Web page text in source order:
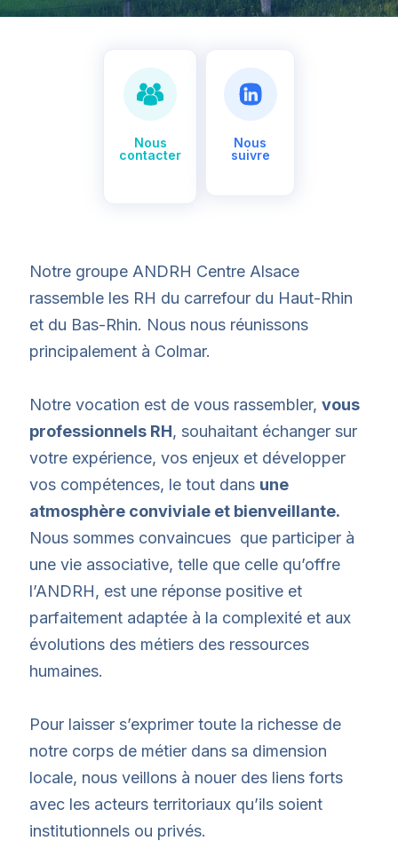
Carrière RH
Connexion Adhérer
Politique de confidentalité •
Notre groupe ANDRH Centre Alsace
rassemble les RH du carrefour du Haut-Rhin
et du Bas-Rhin. Nous nous réunissons
principalement à Colmar.
Notre vocation est de vous rassembler, vous
professionnels RH, souhaitant échanger sur
votre expérience, vos enjeux et développer
vos compétences, le tout dans une
atmosphère conviviale et bienveillante.
Nous sommes convaincues que participer à
une vie associative, telle que celle qu’offre
l’ANDRH, est une réponse positive et
parfaitement adaptée à la complexité et aux
évolutions des métiers des ressources
humaines.
Pour laisser s’exprimer toute la richesse de
notre corps de métier dans sa dimension
locale, nous veillons à nouer des liens forts
avec les acteurs territoriaux qu’ils soient
institutionnels ou privés.
Nous
contacter
Nous
suivre
Fin d'adhésion au 31/12/2026
J'adhère
Déjà un compte ? Se connecter
Mot de passe oublié ?